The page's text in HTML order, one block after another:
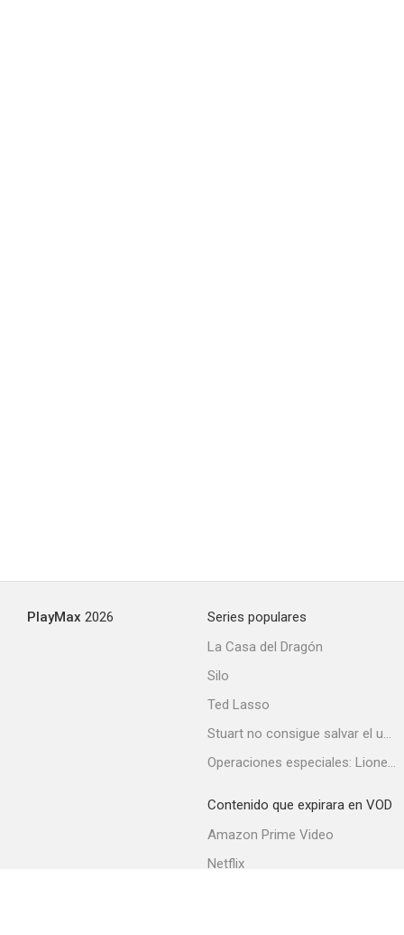
PlayMax 2026
Series populares
La Casa del Dragón
Silo
Ted Lasso
Stuart no consigue salvar el universo
Operaciones especiales: Lioness
Contenido que expirara en VOD
Amazon Prime Video
Netflix